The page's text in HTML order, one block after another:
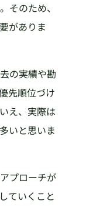
そのため、
がありま
の実績や勘
先順位づけ
え、実際は
いと思いま
プローチが
ていくこと